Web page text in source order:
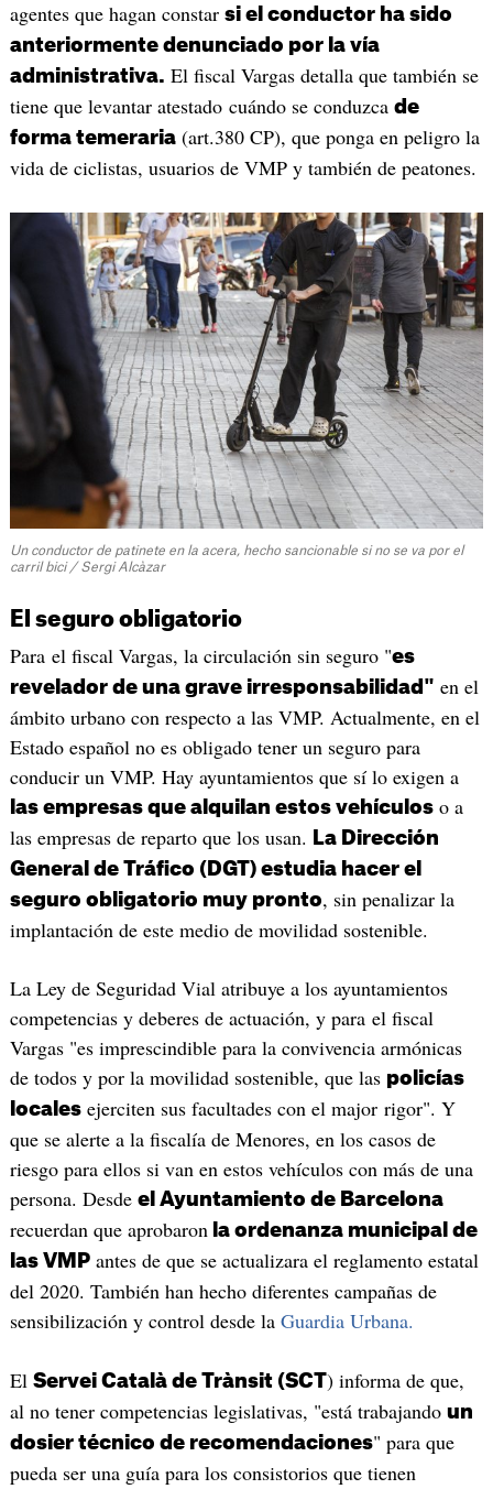
agentes que hagan constar si el conductor ha sido
anteriormente denunciado por la vía
administrativa. El fiscal Vargas detalla que también se
tiene que levantar atestado cuándo se conduzca de
forma temeraria(art.380 CP), que ponga en peligro la
vida de ciclistas, usuarios de VMP y también de peatones.
Un conductor de patinete en la acera, hecho sancionable si no se va por el
carril bici / Sergi Alcàzar
El seguro obligatorio
Para el fiscal Vargas, la circulación sin seguro "es
revelador de una grave irresponsabilidad" en el
ámbito urbano con respecto a las VMP. Actualmente, en el
Estado español no es obligado tener un seguro para
conducir un VMP. Hay ayuntamientos que sí lo exigen a
las empresas que alquilan estos vehículoso a
las empresas de reparto que los usan.
La Dirección
General de Tráfico (DGT) estudia hacer el
seguro obligatorio muy pronto, sin penalizar la
implantación de este medio de movilidad sostenible.
La Ley de Seguridad Vial atribuye a los ayuntamientos
competencias y deberes de actuación, y para el fiscal
Vargas "es imprescindible para la convivencia armónicas
de todos y por la movilidad sostenible, que las policías
localesejerciten sus facultades con el major rigor". Y
que se alerte a la fiscalía de Menores, en los casos de
riesgo para ellos si van en estos vehículos con más de una
persona. Desde el Ayuntamiento de Barcelona
recuerdan que aprobaron la ordenanza municipal de
las VMPantes de que se actualizara el reglamento estatal
del 2020. También han hecho diferentes campañas de
sensibilización y control desde la Guardia Urbana.
El Servei Català de Trànsit (SCT) informa de que,
al no tener competencias legislativas, "está trabajando un
dosier técnico de recomendaciones" para que
pueda ser una guía para los consistorios que tienen